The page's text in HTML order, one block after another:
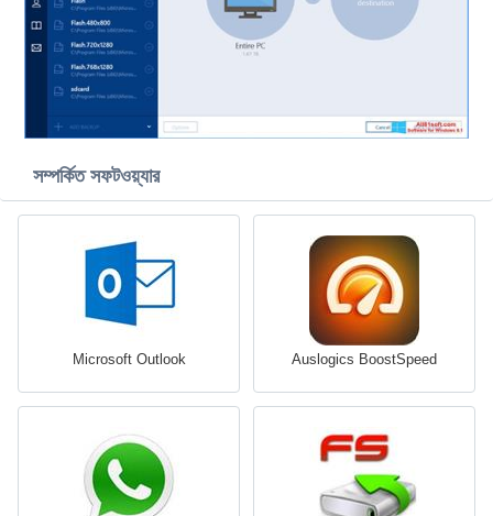
সম্পর্কিত সফটওয়্যার
Microsoft Outlook Auslogics BoostSpeed